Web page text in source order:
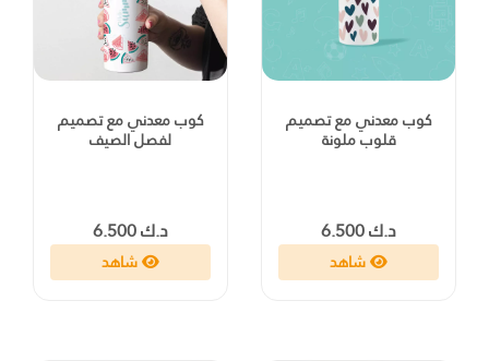
كوب معدني مع تصميم
قلوب ملونة
د.ك 6.500
شاهد
كوب معدني مع تصميم
لفصل الصيف
د.ك 6.500
شاهد